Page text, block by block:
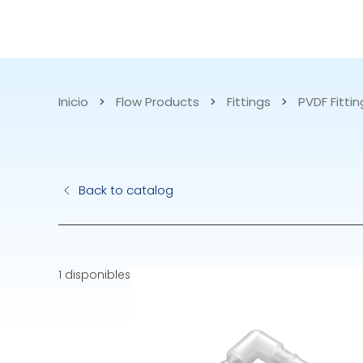
Inicio > Flow Products > Fittings > PVDF
Back to catalog
1 disponibles